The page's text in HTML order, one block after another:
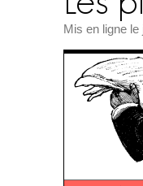
Mis en ligne